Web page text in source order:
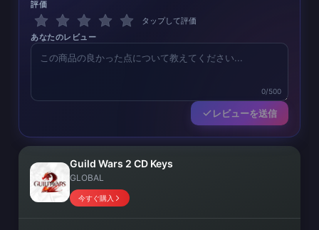
評価
タップして評価
あなたのレビュー
0/500
レビューを送信
Guild Wars 2 CD Keys
GLOBAL
今すぐ購入